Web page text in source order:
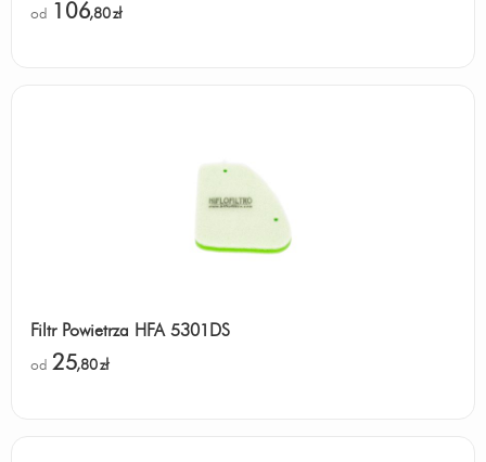
od 106,80zł
Filtr Powietrza HFA 5301DS
od 25,80zł